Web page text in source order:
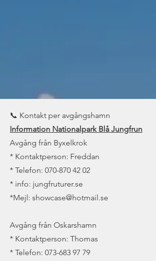
📞 Kontakt per avgångshamn
Information Nationalpark Blå Jungfrun
Avgång från Byxelkrok
* Kontaktperson: Freddan
* Telefon: 070-870 42 02
* info: jungfruturer.se
*Mejl: showcase@hotmail.se
Avgång från Oskarshamn
* Kontaktperson: Thomas
* Telefon: 073-683 97 79